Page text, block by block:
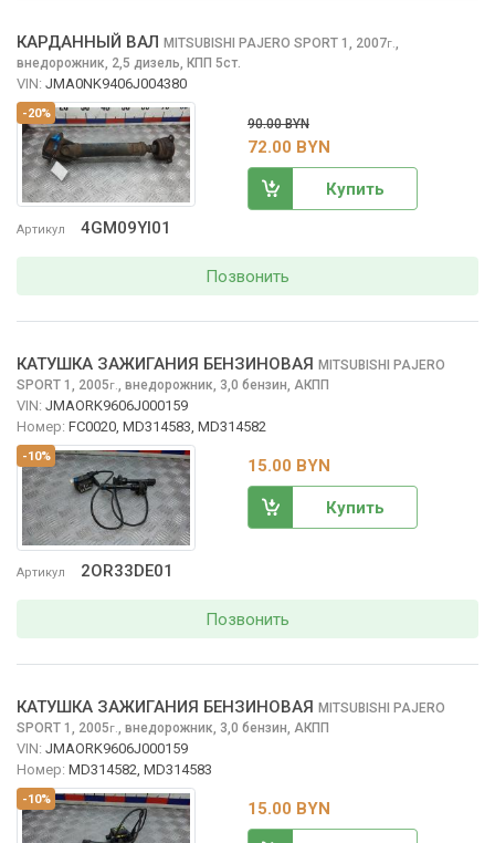
-20%
Артикул 4GM09YI01
КАРДАННЫЙ ВАЛ MITSUBISHI PAJERO SPORT 1, 2007г.
внедорожник, 2,5 дизель, КПП 5ст.
VIN: JMA0NK9406J004380
90.00 BYN
72.00 BYN
Купить
Позвонить
-10%
Артикул 2OR33DE01
КАТУШКА ЗАЖИГАНИЯ БЕНЗИНОВАЯ MITSUBISHI PAJERO
SPORT 1, 2005г. внедорожник, 3,0 бензин, АКПП
VIN: JMAORK9606J000159
Номер: FC0020, MD314583, MD314582
15.00 BYN
Купить
Позвонить
-10%
КАТУШКА ЗАЖИГАНИЯ БЕНЗИНОВАЯ MITSUBISHI PAJERO
SPORT 1, 2005г. внедорожник, 3,0 бензин, АКПП
VIN: JMAORK9606J000159
Номер: MD314582, MD314583
15.00 BYN